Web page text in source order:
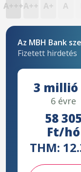
A+++A++ A+ A
Az MBH Bank
Fizetett hirdetés
3 millió
6 évre
58 305
Ft/hó
THM: